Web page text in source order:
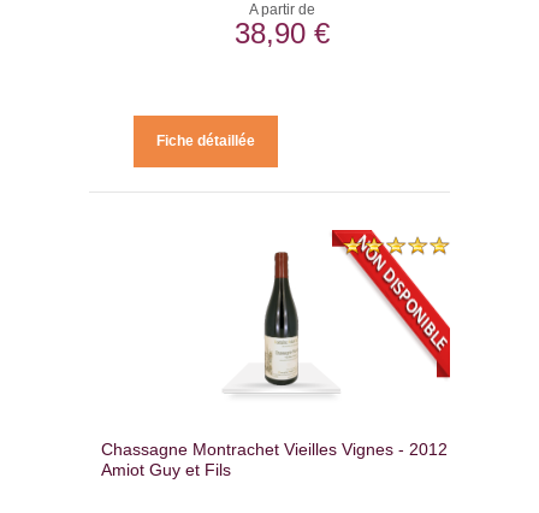
A partir de
38,90 €
Fiche détaillée
Chassagne Montrachet Vieilles Vignes - 2012 -
Amiot Guy et Fils